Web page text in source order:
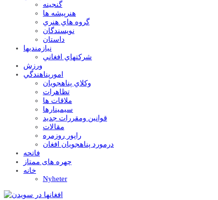
گنجينه
هنرپيشه ها
گروه هاي هنري
نويسندگان
داستان
نيازمنديها
شرکتهاي افغاني
ورزش
امورپناهندگي
وکلاي پناهجويان
تظاهرات
ملاقات ها
سيمينارها
قوانين ومقررات جديد
مقالات
راپور روزمره
درمورد پناهجويان افغان
فاتحه
چهره های ممتاز
خانه
Nyheter